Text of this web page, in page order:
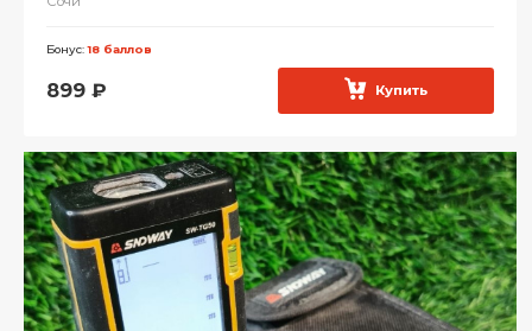
Бонус:18 баллов
899 ₽ Купить